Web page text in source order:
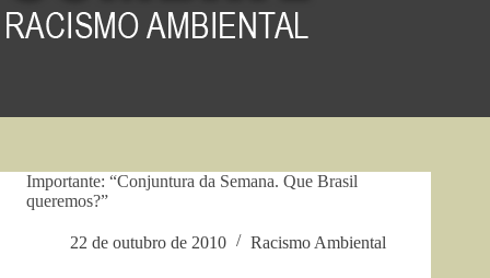
Importante: “Conjuntura da Semana. Que Brasil
queremos?”
22 de outubro de 2010 Racismo Ambiental